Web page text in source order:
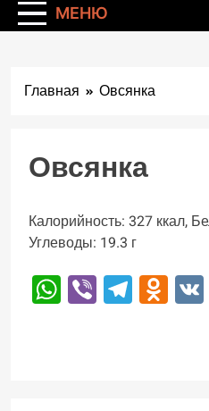
МЕНЮ
Главная Овсянка
Овсянка
Калорийность: 327 ккал,
Углеводы: 19.3 г
WhatsApp
Viber